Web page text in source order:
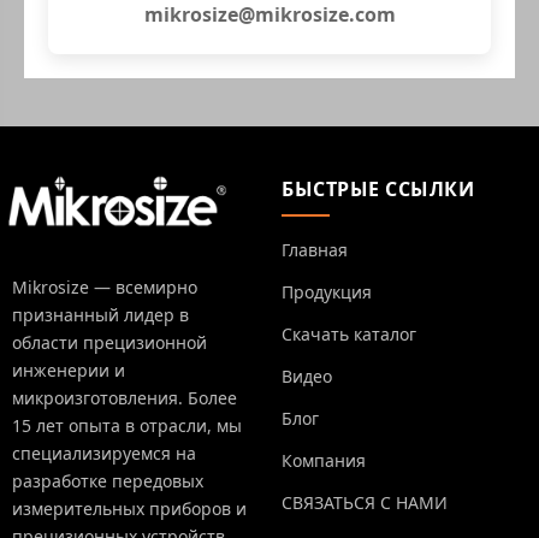
mikrosize@mikrosize.com
Mikrosize — всемирно
признанный лидер в
области прецизионной
инженерии и
микроизготовления. Более
15 лет опыта в отрасли, мы
специализируемся на
разработке передовых
измерительных приборов и
БЫСТРЫЕ ССЫЛКИ
Главная
Продукция
Скачать каталог
Видео
Блог
Компания
СВЯЗАТЬСЯ С НАМИ